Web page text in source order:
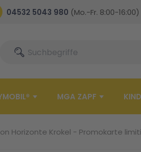
04532 5043 980 (Mo.-Fr. 8:00-16:00)
SucheSuche
MGA ZAPF
Horizonte Krokel - Promokarte